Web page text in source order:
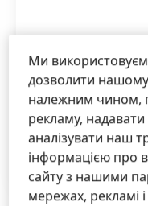
Василь Дудник
Високий
Низький
Додати до
Ми
дозволити
належним чином,
рекламу, надавати
аналізувати наш
інформацією про
сайту з нашими
мережах, рекламі і